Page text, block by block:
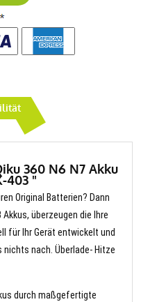
360 N6 N7 Akku
403 "
Original Batterien? Dann
überzeugen die Ihre
für Ihr Gerät entwickelt und
nach. Überlade- Hitze
durch maßgefertigte